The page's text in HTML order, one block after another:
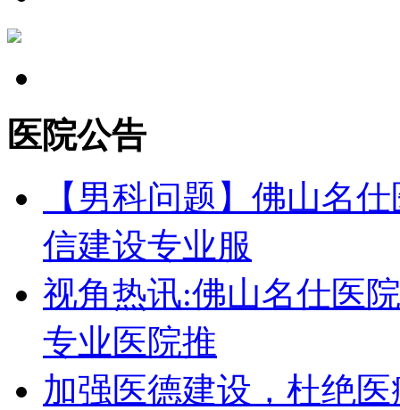
医院公告
【男科问题】佛山名
信建设专业服
视角热讯:佛山名仕医
专业医院推
加强医德建设，杜绝